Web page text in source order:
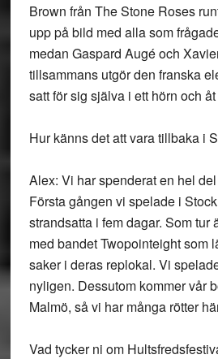
Brown från The Stone Roses
upp på bild med alla som
medan Gaspard Augé och
tillsammans utgör den franska
satt för sig själva i ett hörn och
Hur känns det att vara tillbaka i
Alex: Vi har spenderat en hel
Första gången vi spelade i
strandsatta i fem dagar. Som tur
med bandet Twopointeight som
saker i deras replokal. Vi
nyligen. Dessutom kommer vår
Malmö, så vi har många rötter
Vad tycker ni om